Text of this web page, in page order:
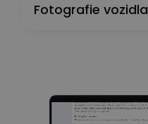
Fotografie vozidla